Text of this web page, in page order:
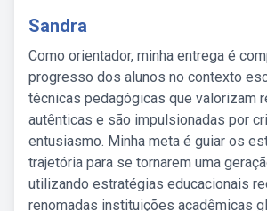
Sandra
Como orientador, minha entrega é
progresso dos alunos no contexto
técnicas pedagógicas que valorizam
autênticas e são impulsionadas por
entusiasmo. Minha meta é guiar os
trajetória para se tornarem uma
utilizando estratégias educacionais
renomadas instituições acadêmicas